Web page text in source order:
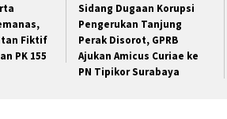
Fiktif
PK 155
Sidang Dugaan Korupsi
Pengerukan Tanjung
Perak Disorot, GPRB
Ajukan Amicus Curiae ke
PN Tipikor Surabaya